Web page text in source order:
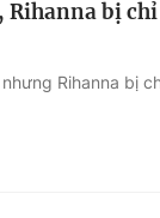
Rihanna bị
Rihanna bị